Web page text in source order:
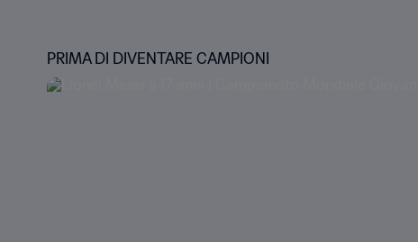
PRIMA DI DIVENTARE CAMPIONI